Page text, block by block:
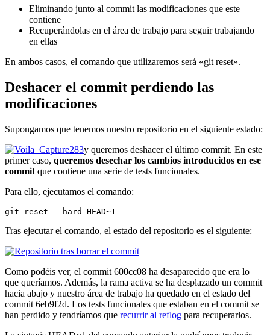
Eliminando junto al commit las modificaciones que este
contiene
Recuperándolas en el área de trabajo para seguir trabajando
en ellas
En ambos casos, el comando que utilizaremos será «git reset».
Deshacer el commit perdiendo las
modificaciones
Supongamos que tenemos nuestro repositorio en el siguiente estado:
y queremos deshacer el último commit. En este
primer caso, queremos desechar los cambios introducidos en ese
commit que contiene una serie de tests funcionales.
Para ello, ejecutamos el comando:
git reset --hard HEAD~1
Tras ejecutar el comando, el estado del repositorio es el siguiente:
Como podéis ver, el commit 600cc08 ha desaparecido que era lo
que queríamos. Además, la rama activa se ha desplazado un commit
hacia abajo y nuestro área de trabajo ha quedado en el estado del
commit 6eb9f2d. Los tests funcionales que estaban en el commit se
han perdido y tendríamos que recurrir al reflog para recuperarlos.